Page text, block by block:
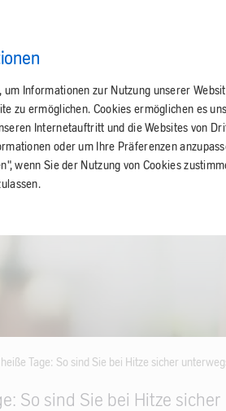
um Informationen zur Nutzung unserer
zu ermöglichen. Cookies ermöglichen es
Internetauftritt und die Websites von
oder um Ihre Präferenzen
wenn Sie der Nutzung von Cookies
Tage: So sind Sie bei Hitze sicher
So sind Sie bei Hitze sicher